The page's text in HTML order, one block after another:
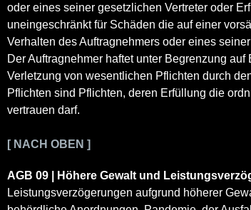
oder eines seiner gesetzlichen Vertreter oder
uneingeschränkt für Schäden die auf einer
Verhalten des Auftragnehmers oder eines
Der Auftragnehmer haftet unter Begrenzung
Verletzung von wesentlichen Pflichten durch
Pflichten sind Pflichten, deren Erfüllung die
vertrauen darf.
[ NACH OBEN ]
AGB 09 | Höhere Gewalt und
Leistungsverzögerungen aufgrund höherer